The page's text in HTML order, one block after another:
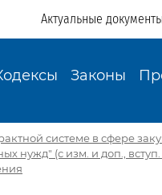
Актуальные
Законы
системе в сфере
нужд" (с изм. и доп., вступ.